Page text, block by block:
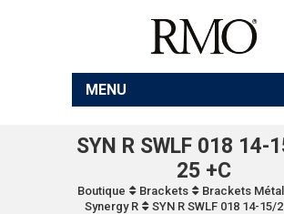
MENU
SYN R SWLF 018 14-
25 +C
Boutique Brackets
Brackets
Synergy R
SYN R SWLF 018 14-15/